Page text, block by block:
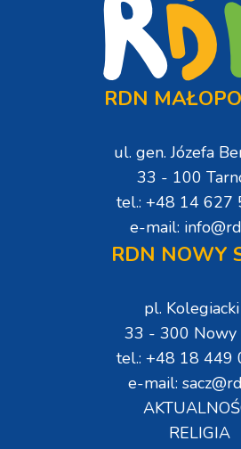
RDN
ul. gen. Józefa
33 - 100
tel.: +48 14 627
e-mail:
RDN NOWY
pl.
33 - 300 Nowy
tel.: +48 18 449
e-mail:
RELIGIA